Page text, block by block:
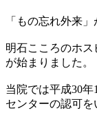
「もの忘れ外来
明石こころのホス
が始まりました。
当院では平成30
センターの認可を